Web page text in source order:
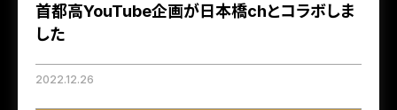
首都高YouTube企画が日本橋chとコラボしま
した
2022.12.26